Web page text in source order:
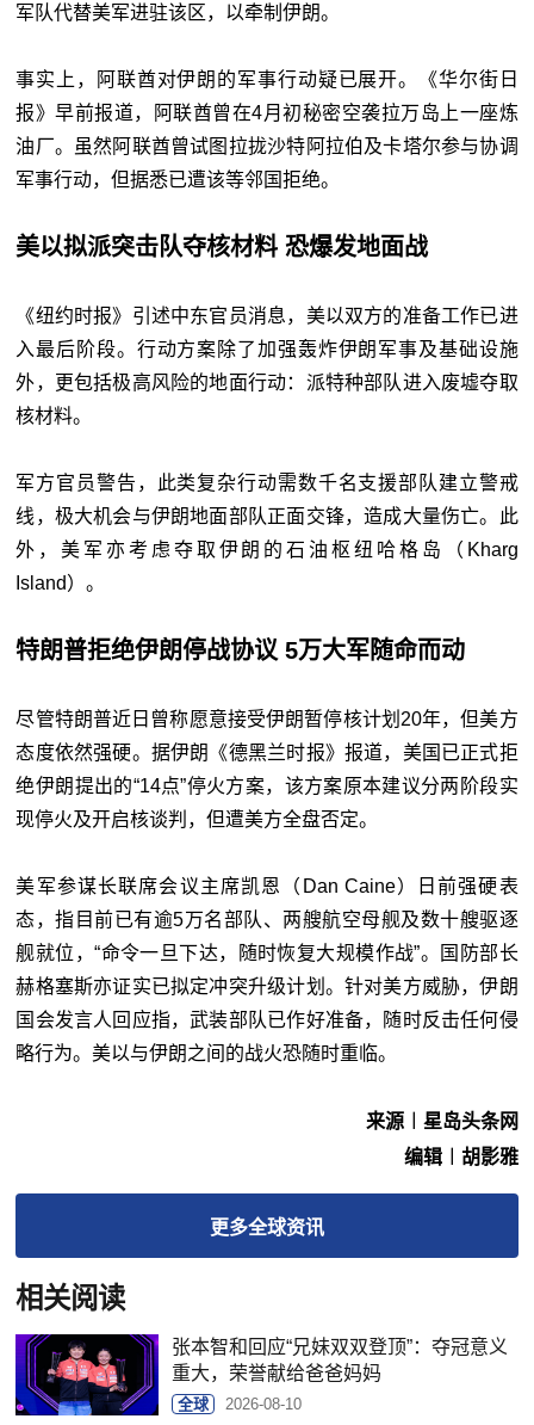
军队代替美军进驻该区，以牵制伊朗。
事实上，阿联酋对伊朗的军事行动疑已展开。《华尔街日
报》早前报道，阿联酋曾在4月初秘密空袭拉万岛上一座炼
油厂。虽然阿联酋曾试图拉拢沙特阿拉伯及卡塔尔参与协调
军事行动，但据悉已遭该等邻国拒绝。
美以拟派突击队夺核材料 恐爆发地面战
《纽约时报》引述中东官员消息，美以双方的准备工作已进
入最后阶段。行动方案除了加强轰炸伊朗军事及基础设施
外，更包括极高风险的地面行动：派特种部队进入废墟夺取
核材料。
军方官员警告，此类复杂行动需数千名支援部队建立警戒
线，极大机会与伊朗地面部队正面交锋，造成大量伤亡。此
外，美军亦考虑夺取伊朗的石油枢纽哈格岛（Kharg
Island）。
特朗普拒绝伊朗停战协议 5万大军随命而动
尽管特朗普近日曾称愿意接受伊朗暂停核计划20年，但美方
态度依然强硬。据伊朗《德黑兰时报》报道，美国已正式拒
绝伊朗提出的“14点”停火方案，该方案原本建议分两阶段实
现停火及开启核谈判，但遭美方全盘否定。
美军参谋长联席会议主席凯恩（Dan Caine）日前强硬表
态，指目前已有逾5万名部队、两艘航空母舰及数十艘驱逐
舰就位，“命令一旦下达，随时恢复大规模作战”。国防部长
赫格塞斯亦证实已拟定冲突升级计划。针对美方威胁，伊朗
国会发言人回应指，武装部队已作好准备，随时反击任何侵
略行为。美以与伊朗之间的战火恐随时重临。
来源︱星岛头条网
编辑︱胡影雅
更多全球资讯
相关阅读
张本智和回应“兄妹双双登顶”：夺冠意义
重大，荣誉献给爸爸妈妈
全球 2026-08-10